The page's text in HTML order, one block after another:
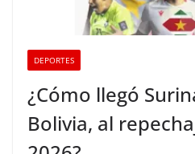
DEPORTES
¿Cómo llegó
Bolivia, al